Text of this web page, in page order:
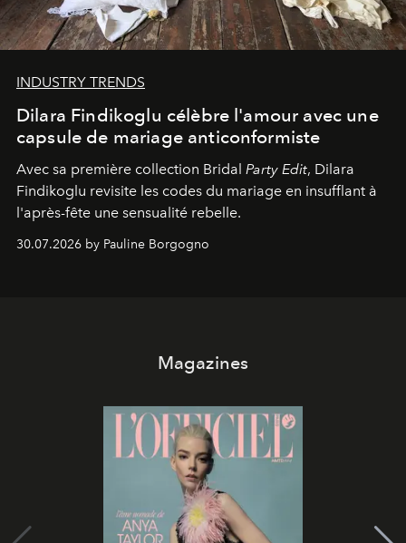
INDUSTRY TRENDS
Dilara Findikoglu célèbre l'amour avec une
capsule de mariage anticonformiste
Avec sa première collection Bridal Party Edit, Dilara
Findikoglu revisite les codes du mariage en insufflant à
l'après-fête une sensualité rebelle.
30.07.2026 by Pauline Borgogno
Magazines